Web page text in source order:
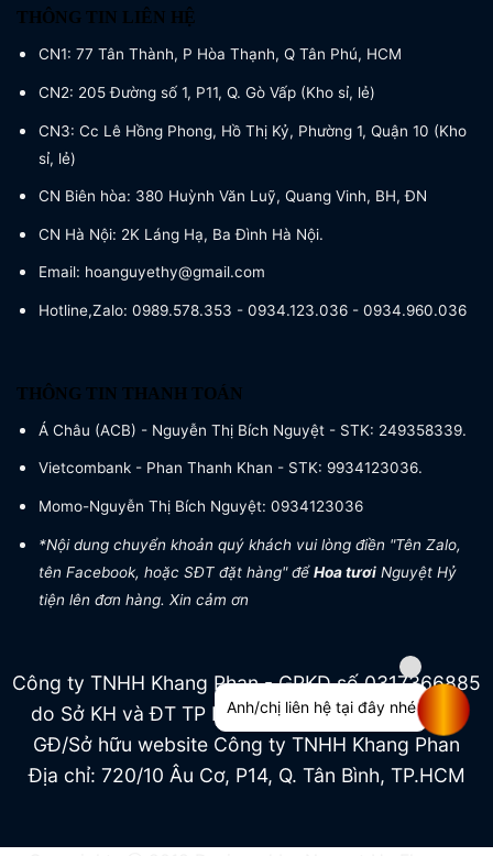
THÔNG TIN LIÊN HỆ
CN1: 77 Tân Thành, P Hòa Thạnh, Q Tân Phú, HCM
CN2: 205 Đường số 1, P11, Q. Gò Vấp (Kho sỉ, lẻ)
CN3: Cc Lê Hồng Phong, Hồ Thị Kỷ, Phường 1, Quận 10 (Kho
sỉ, lẻ)
CN Biên hòa: 380 Huỳnh Văn Luỹ, Quang Vinh, BH, ĐN
CN Hà Nội: 2K Láng Hạ, Ba Đình Hà Nội.
Email: hoanguyethy@gmail.com
Hotline,Zalo: 0989.578.353 - 0934.123.036 - 0934.960.036
THÔNG TIN THANH TOÁN
Á Châu (ACB) - Nguyễn Thị Bích Nguyệt - STK: 249358339.
Vietcombank - Phan Thanh Khan - STK: 9934123036.
Momo-Nguyễn Thị Bích Nguyệt: 0934123036
*Nội dung chuyển khoản quý khách vui lòng điền "Tên Zalo,
tên Facebook, hoặc SĐT đặt hàng" đểHoa tươi Nguyệt Hỷ
tiện lên đơn hàng. Xin cảm ơn
Công ty TNHH Khang Phan - GPKD số 0317366885
do Sở KH và ĐT TP HCM cấp ngày 04/07/2022
GĐ/Sở hữu website Công ty TNHH Khang Phan
Địa chỉ: 720/10 Âu Cơ, P14, Q. Tân Bình, TP.HCM
Anh/chị liên hệ tại đây nhé